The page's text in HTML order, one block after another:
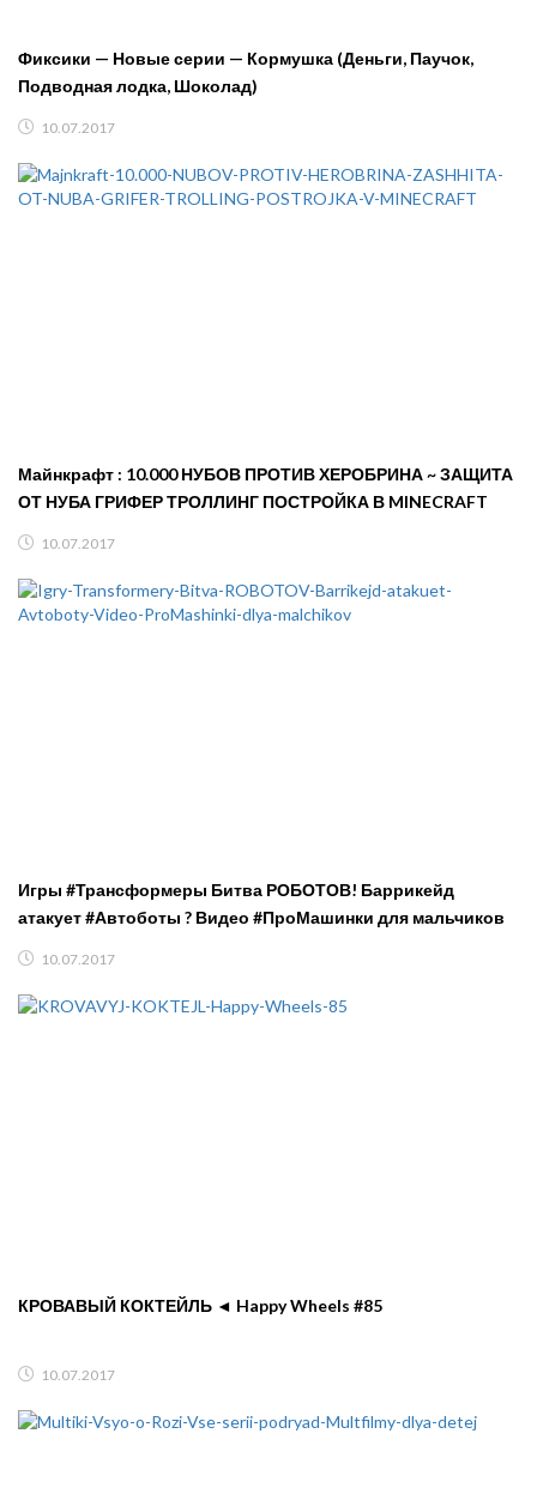
Фиксики — Новые серии — Кормушка (Деньги, Паучок,
Подводная лодка, Шоколад)
10.07.2017
Майнкрафт : 10.000 НУБОВ ПРОТИВ ХЕРОБРИНА ~ ЗАЩИТА
ОТ НУБА ГРИФЕР ТРОЛЛИНГ ПОСТРОЙКА В MINECRAFT
10.07.2017
Игры #Трансформеры Битва РОБОТОВ! Баррикейд
атакует #Автоботы ? Видео #ПроМашинки для мальчиков
10.07.2017
КРОВАВЫЙ КОКТЕЙЛЬ ◄ Happy Wheels #85
10.07.2017